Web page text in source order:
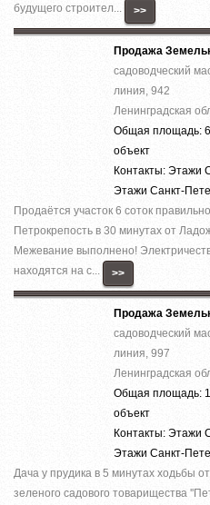
будущего строител...
>>
Продажа
садоводческий
линия, 942
Ленинградская
Общая площадь:
объект
Контакты: Этажи
Этажи Санкт-
Продаётся участок 6 соток
Петрокрепость в 30 минутах от
Межевание выполнено!
находятся на с...
>>
Продажа
садоводческий
линия, 997
Ленинградская
Общая площадь:
объект
Контакты: Этажи
Этажи Санкт-
Дача у прудика в 5 минутах ходьбы
зеленого садового товарищества